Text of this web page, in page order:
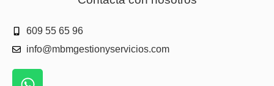
609 55 65 96
info@mbmgestionyservicios.com